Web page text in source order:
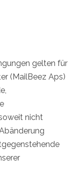
gelten für
(MailBeez Aps)
nicht